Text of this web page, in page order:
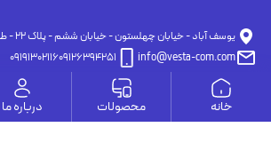
يوسف آباد - خيابان چهلستون - خيابان ششم - پلاك ٢٢ - طبقه ٢ - واحد ٥
info@vesta-com.com
09126394251
09191302116
خانه محصولات درباره ما